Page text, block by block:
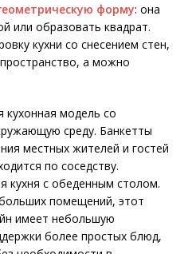
форму: она
или образовать квадрат.
кухни со снесением стен,
а можно
кухонная модель со
среду. Банкетты
местных жителей и гостей
по соседству.
с обеденным столом.
помещений, этот
имеет небольшую
более простых блюд,